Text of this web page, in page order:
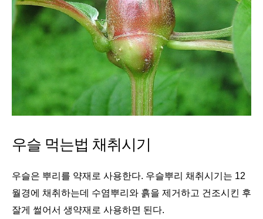
우슬 먹는법 채취시기
우슬은 뿌리를 약재로 사용한다. 우슬뿌리 채취시기는 12
월경에 채취하는데 수염뿌리와 흙을 제거하고 건조시킨 후
잘게 썰어서 생약재로 사용하면 된다.